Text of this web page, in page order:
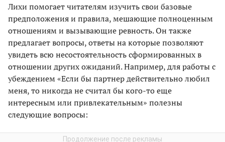
Лихи помогает читателям изучить свои базовые
предположения и правила, мешающие полноценным
отношениям и вызывающие ревность. Он также
предлагает вопросы, ответы на которые позволяют
увидеть всю несостоятельность сформированных в
отношении других ожиданий. Например, для работы с
убеждением «Если бы партнер действительно любил
меня, то никогда не считал бы кого-то еще
интересным или привлекательным» полезны
следующие вопросы: